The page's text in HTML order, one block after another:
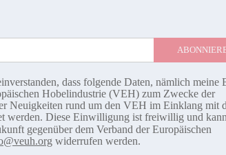
dass folgende Daten, nämlich meine
Hobelindustrie (VEH) zum Zwecke der
Neuigkeiten rund um den VEH im Einklang mit
werden. Diese Einwilligung ist freiwillig und kann
gegenüber dem Verband der Europäischen
widerrufen werden.